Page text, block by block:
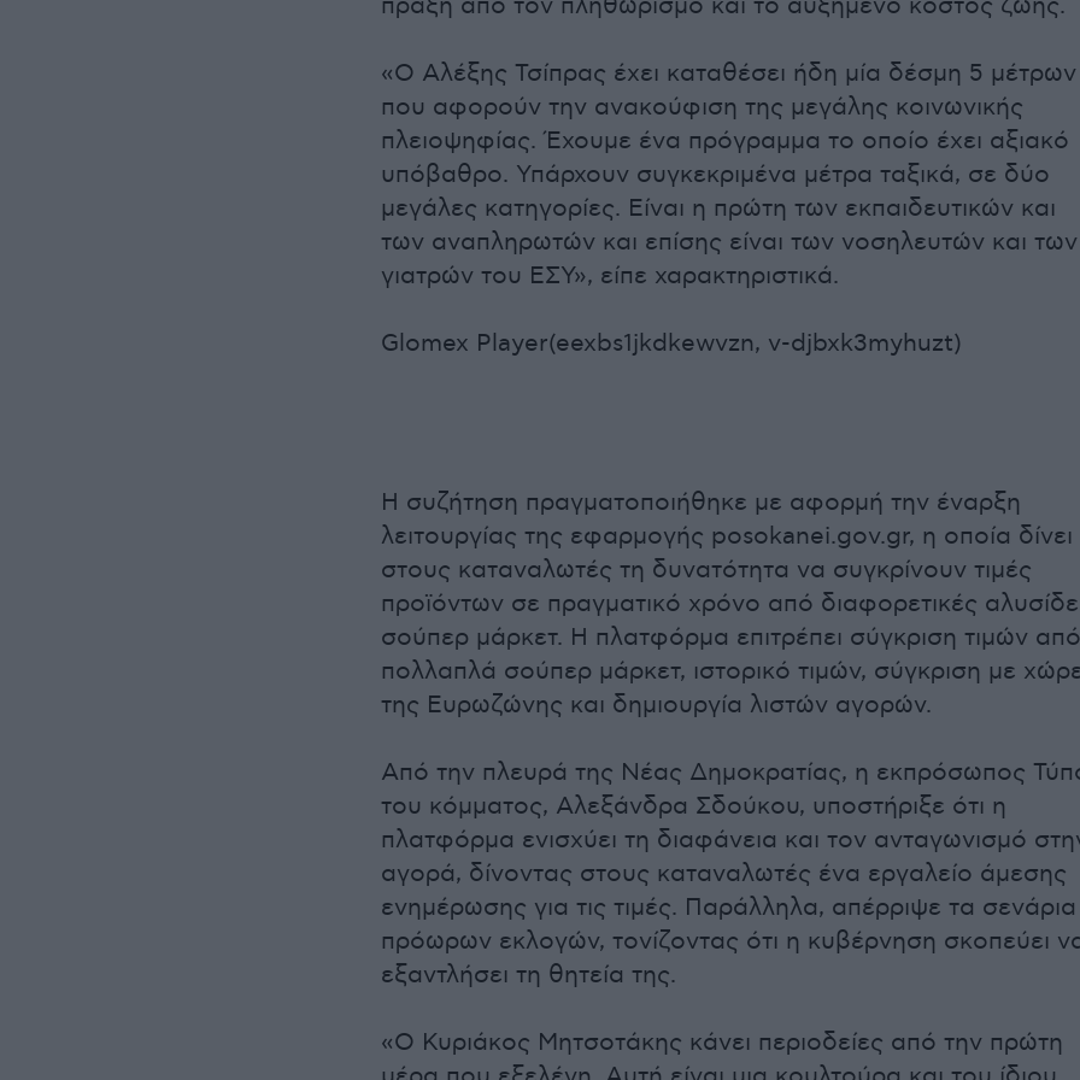
πράξη από τον πληθωρισμό και το αυξημένο κόστος ζωής.
«Ο Αλέξης Τσίπρας έχει καταθέσει ήδη μία δέσμη 5 μέτρων
που αφορούν την ανακούφιση της μεγάλης κοινωνικής
πλειοψηφίας. Έχουμε ένα πρόγραμμα το οποίο έχει αξιακό
υπόβαθρο. Υπάρχουν συγκεκριμένα μέτρα ταξικά, σε δύο
μεγάλες κατηγορίες. Είναι η πρώτη των εκπαιδευτικών και
των αναπληρωτών και επίσης είναι των νοσηλευτών και των
γιατρών του ΕΣΥ», είπε χαρακτηριστικά.
Glomex Player(eexbs1jkdkewvzn, v-djbxk3myhuzt)
Η συζήτηση πραγματοποιήθηκε με αφορμή την έναρξη
λειτουργίας της εφαρμογής posokanei.gov.gr, η οποία δίνει
στους καταναλωτές τη δυνατότητα να συγκρίνουν τιμές
προϊόντων σε πραγματικό χρόνο από διαφορετικές
σούπερ μάρκετ. Η πλατφόρμα επιτρέπει σύγκριση τιμών από
πολλαπλά σούπερ μάρκετ, ιστορικό τιμών, σύγκριση με
της Ευρωζώνης και δημιουργία λιστών αγορών.
Από την πλευρά της Νέας Δημοκρατίας, η εκπρόσωπος
του κόμματος, Αλεξάνδρα Σδούκου, υποστήριξε ότι η
πλατφόρμα ενισχύει τη διαφάνεια και τον ανταγωνισμό
αγορά, δίνοντας στους καταναλωτές ένα εργαλείο άμεσης
ενημέρωσης για τις τιμές. Παράλληλα, απέρριψε τα σενάρια
πρόωρων εκλογών, τονίζοντας ότι η κυβέρνηση σκοπεύει
εξαντλήσει τη θητεία της.
«Ο Κυριάκος Μητσοτάκης κάνει περιοδείες από την πρώτη